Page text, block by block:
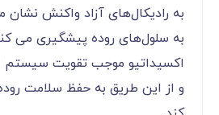
به رادیکال‌های آزاد واکنش
به سلول‌های روده پیشگیری می
اکسیداتیو موجب تقویت سیستم
و از این طریق به حفظ سلامت